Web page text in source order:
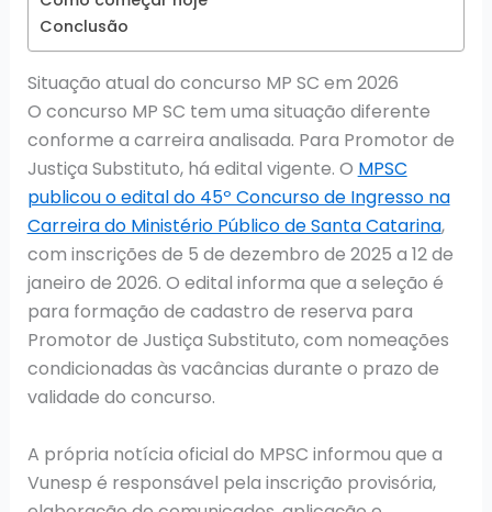
Conclusão
Situação atual do concurso MP SC em 2026
O concurso MP SC tem uma situação diferente
conforme a carreira analisada. Para Promotor de
Justiça Substituto, há edital vigente. O MPSC
publicou o edital do 45º Concurso de Ingresso na
Carreira do Ministério Público de Santa Catarina,
com inscrições de 5 de dezembro de 2025 a 12 de
janeiro de 2026. O edital informa que a seleção é
para formação de cadastro de reserva para
Promotor de Justiça Substituto, com nomeações
condicionadas às vacâncias durante o prazo de
validade do concurso.
A própria notícia oficial do MPSC informou que a
Vunesp é responsável pela inscrição provisória,